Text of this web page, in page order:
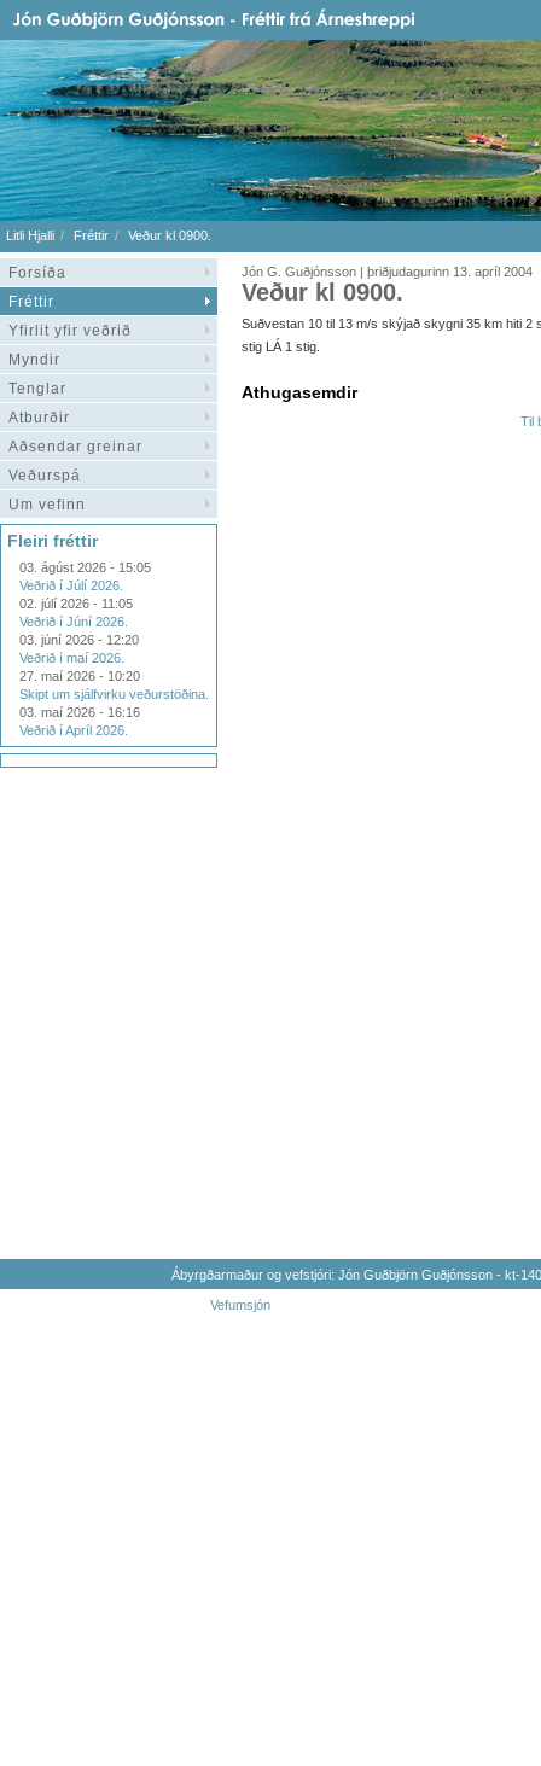
Litli Hjalli Fréttir Veður kl 0900.
Forsíða
Fréttir
Yfirlit yfir veðrið
Myndir
Tenglar
Atburðir
Aðsendar greinar
Veðurspá
Um vefinn
Fleiri fréttir
03. ágúst 2026 - 15:05
Veðrið í Júlí 2026.
02. júlí 2026 - 11:05
Veðrið í Júní 2026.
03. júní 2026 - 12:20
Veðrið í maí 2026.
27. maí 2026 - 10:20
Skipt um sjálfvirku veðurstöðina.
03. maí 2026 - 16:16
Veðrið í Apríl 2026.
Jón G. Guðjónsson | þriðjudagurinn 13. apríl 2004
Veður kl 0900.
Suðvestan 10 til 13 m/s skýjað skygni 35 km hiti
stig LÁ 1 stig.
Athugasemdir
Til
Ábyrgðarmaður og vefstjóri: Jón Guðbjörn Guðjónsson - kt-
Vefumsjón